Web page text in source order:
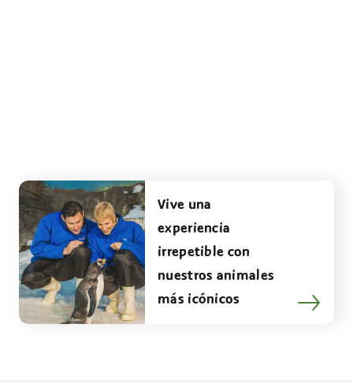
Vive una
experiencia
irrepetible con
nuestros animales
más icónicos